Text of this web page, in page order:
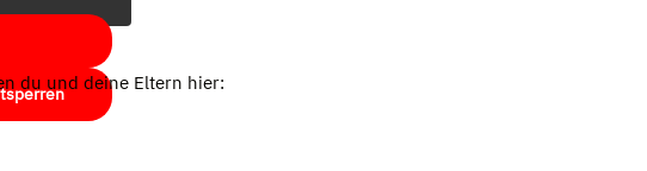
du und deine Eltern hier: